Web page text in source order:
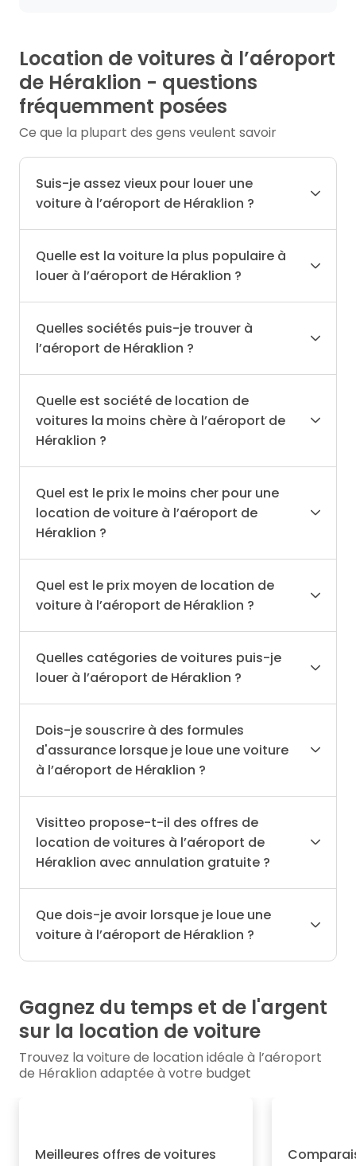
Location de voitures à l’aéroport
de Héraklion - questions
fréquemment posées
Ce que la plupart des gens veulent savoir
Suis-je assez vieux pour louer une
voiture à l’aéroport de Héraklion ?
Quelle est la voiture la plus populaire à
louer à l’aéroport de Héraklion ?
Quelles sociétés puis-je trouver à
l’aéroport de Héraklion ?
Quelle est société de location de
voitures la moins chère à l’aéroport de
Héraklion ?
Quel est le prix le moins cher pour une
location de voiture à l’aéroport de
Héraklion ?
Quel est le prix moyen de location de
voiture à l’aéroport de Héraklion ?
Quelles catégories de voitures puis-je
louer à l’aéroport de Héraklion ?
Dois-je souscrire à des formules
d'assurance lorsque je loue une voiture
à l’aéroport de Héraklion ?
Visitteo propose-t-il des offres de
location de voitures à l’aéroport de
Héraklion avec annulation gratuite ?
Que dois-je avoir lorsque je loue une
voiture à l’aéroport de Héraklion ?
Gagnez du temps et de l'argent
sur la location de voiture
Trouvez la voiture de location idéale à l’aéroport
de Héraklion adaptée à votre budget
Meilleures offres de voitures